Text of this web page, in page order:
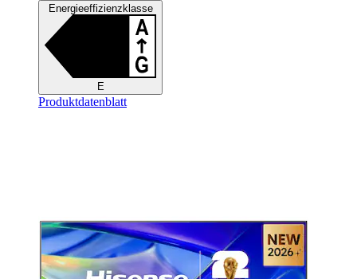
Energieeffizienzklasse
E
Produktdatenblatt